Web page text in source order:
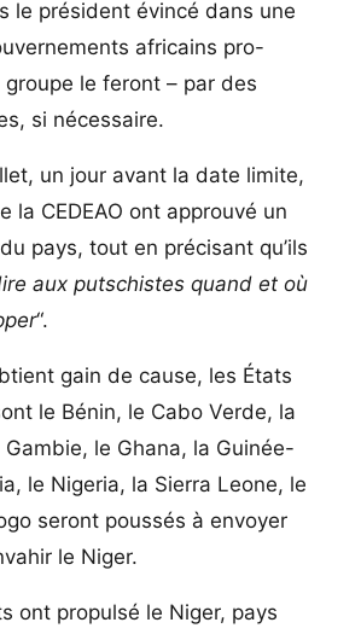
le président évincé dans une
africains pro-
le feront – par des
si nécessaire.
un jour avant la date limite,
la CEDEAO ont approuvé un
pays, tout en précisant qu’ils
aux putschistes quand et où
“.
gain de cause, les États
le Bénin, le Cabo Verde, la
Gambie, le Ghana, la Guinée-
le Nigeria, la Sierra Leone, le
seront poussés à envoyer
le Niger.
ont propulsé le Niger, pays